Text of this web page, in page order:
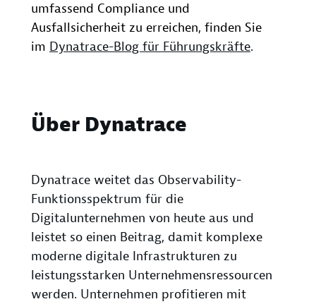
umfassend Compliance und
Ausfallsicherheit zu erreichen, finden Sie
im Dynatrace-Blog für Führungskräfte.
Über Dynatrace
Dynatrace weitet das Observability-
Funktionsspektrum für die
Digitalunternehmen von heute aus und
leistet so einen Beitrag, damit komplexe
moderne digitale Infrastrukturen zu
leistungsstarken Unternehmensressourcen
werden. Unternehmen profitieren mit